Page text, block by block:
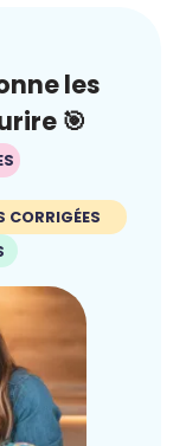
les
🎯
CORRIGÉES